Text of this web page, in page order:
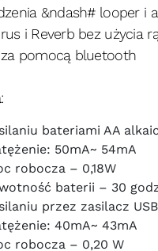
&ndash# looper i
i Reverb bez użycia
pomocą bluetooth
:
bateriami AA
50mA~ 54mA
robocza – 0,18W
baterii – 30
przez zasilacz
40mA~ 43mA
robocza – 0,20 W